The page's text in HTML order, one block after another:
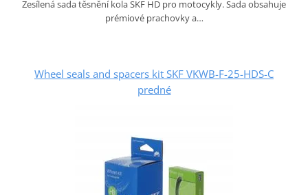
Zesílená sada těsnění kola SKF HD pro motocykly. Sada obsahuje
prémiové prachovky a…
Wheel seals and spacers kit SKF VKWB-F-25-HDS-C
predné